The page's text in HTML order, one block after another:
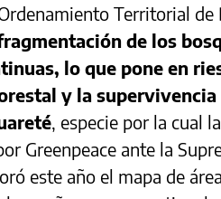
Territorial de
de los
lo que pone en
y la supervivencia
, especie por la cual la
Greenpeace ante la
este año el mapa de